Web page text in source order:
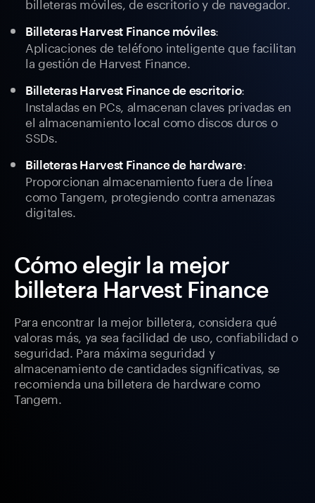
Billeteras Harvest Finance móviles:
Aplicaciones de teléfono inteligente que facilitan
la gestión de Harvest Finance.
Billeteras Harvest Finance de escritorio:
Instaladas en PCs, almacenan claves privadas en
el almacenamiento local como discos duros o
SSDs.
Billeteras Harvest Finance de hardware:
Proporcionan almacenamiento fuera de línea
como Tangem, protegiendo contra amenazas
digitales.
Cómo elegir la mejor
billetera Harvest Finance
Para encontrar la mejor billetera, considera qué
valoras más, ya sea facilidad de uso, confiabilidad o
seguridad. Para máxima seguridad y
almacenamiento de cantidades significativas, se
recomienda una billetera de hardware como
Tangem.